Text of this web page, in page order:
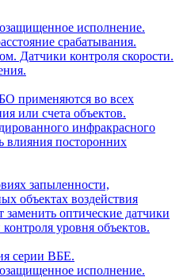
исполнение.
срабатывания.
Датчики контроля скорости.
применяются во всех
или счета объектов.
инфракрасного
влияния посторонних
запыленности,
объектах воздействия
заменить оптические датчики
уровня объектов.
серии ВБЕ.
исполнение.